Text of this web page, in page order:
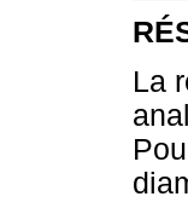
La